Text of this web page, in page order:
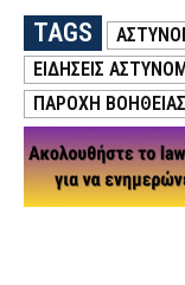
TAGS
ΕΙΔΗΣΕΙΣ
ΠΑΡΟΧΗ ΒΟΗΘΕΙΑΣ